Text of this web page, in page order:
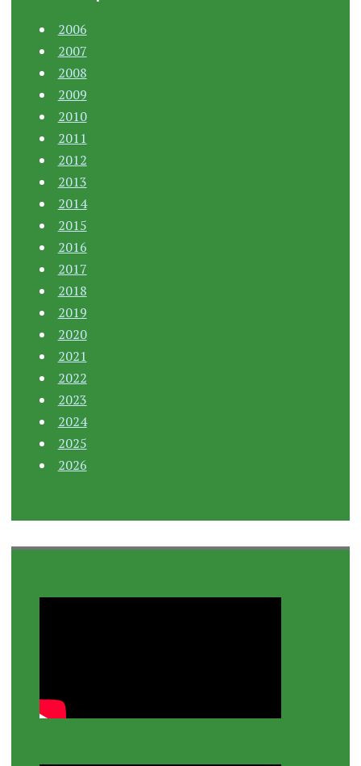
2006
2007
2008
2009
2010
2011
2012
2013
2014
2015
2016
2017
2018
2019
2020
2021
2022
2023
2024
2025
2026